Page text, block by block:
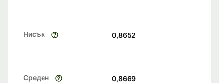
Нисък 0,8652
Среден 0,8669